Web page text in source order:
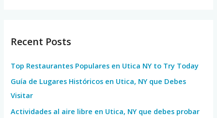
c
f
o
r
:
Recent Posts
Top Restaurantes Populares en Utica NY to Try Today
Guía de Lugares Históricos en Utica, NY que Debes
Visitar
Actividades al aire libre en Utica, NY que debes probar